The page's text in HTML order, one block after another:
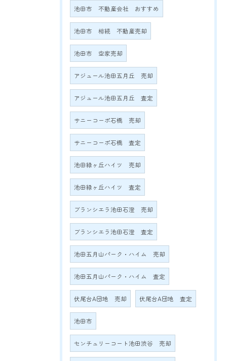
池田市 不動産会社 おすすめ
池田市 相続 不動産売却
池田市 空家売却
アジュール池田五月丘 売却
アジュール池田五月丘 査定
サニーコーポ石橋 売却
サニーコーポ石橋 査定
池田緑ヶ丘ハイツ 売却
池田緑ヶ丘ハイツ 査定
ブランシエラ池田石澄 売却
ブランシエラ池田石澄 査定
池田五月山パーク・ハイム 売却
池田五月山パーク・ハイム 査定
伏尾台A団地 売却 伏尾台A団地 査定
池田市
センチュリーコート池田渋谷 売却